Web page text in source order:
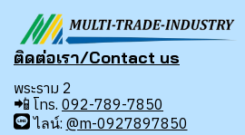
ติดต่อเรา/Contact us
พระราม 2
📲 โทร. 092-789-7850
ไลน์: @m-0927897850